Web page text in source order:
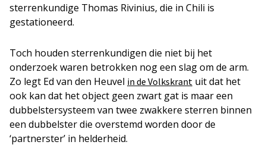
sterrenkundige Thomas Rivinius, die in Chili is
gestationeerd.
Toch houden sterrenkundigen die niet bij het
onderzoek waren betrokken nog een slag om de arm.
Zo legt Ed van den Heuvel in de Volkskrant uit dat het
ook kan dat het object geen zwart gat is maar een
dubbelstersysteem van twee zwakkere sterren binnen
een dubbelster die overstemd worden door de
‘partnerster’ in helderheid.